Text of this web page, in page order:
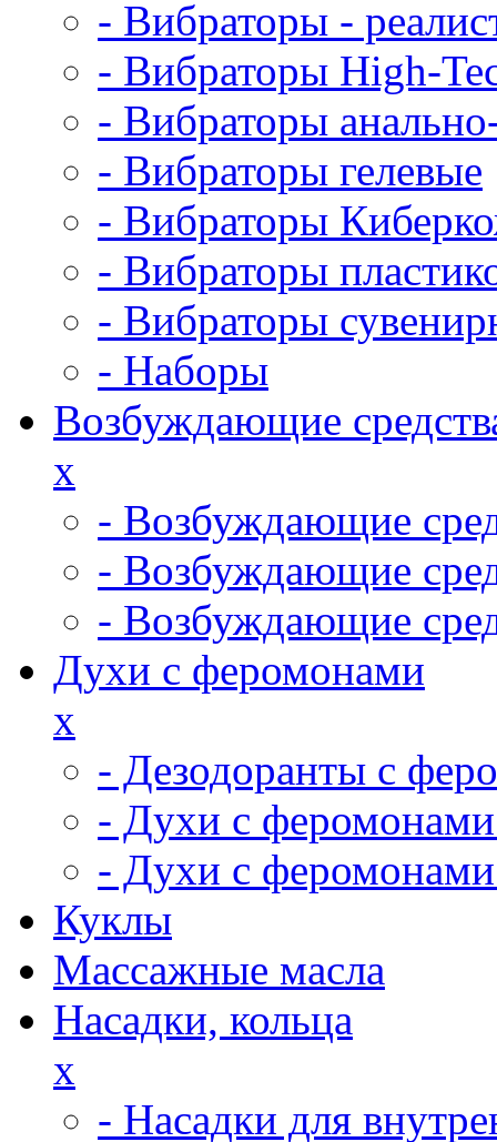
- Вибраторы -
- Вибраторы High-
- Вибраторы
- Вибраторы гелевые
- Вибраторы
- Вибраторы
- Вибраторы
- Наборы
Возбуждающие
x
- Возбуждающие
- Возбуждающие
- Возбуждающие
Духи с феромонами
x
- Дезодоранты с
- Духи с
- Духи с
Куклы
Массажные масла
Насадки, кольца
x
- Насадки для